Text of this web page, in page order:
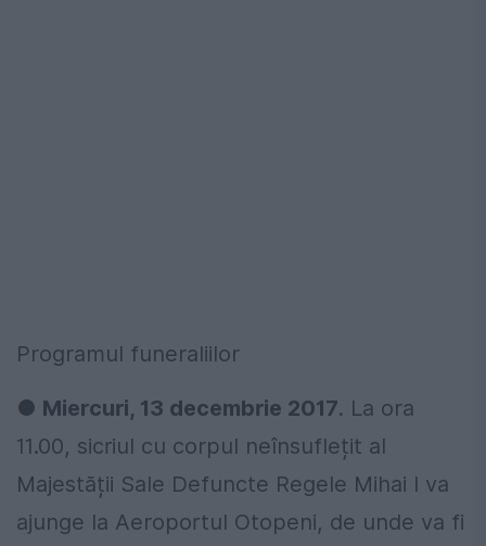
Programul funeraliilor
● Miercuri, 13 decembrie 2017. La ora
11.00, sicriul cu corpul neînsuflețit al
Majestății Sale Defuncte Regele Mihai I va
ajunge la Aeroportul Otopeni, de unde va fi